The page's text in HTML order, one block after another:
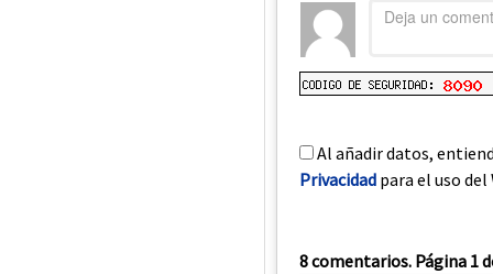
Al añadir datos,
Privacidad para el uso del
8 comentarios. Página 1